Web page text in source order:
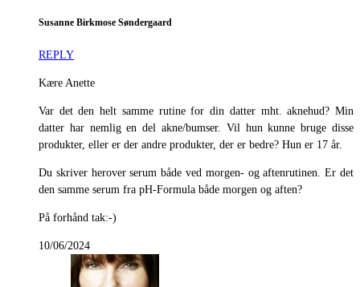
Susanne Birkmose Søndergaard
REPLY
Kære Anette
Var det den helt samme rutine for din datter mht. aknehud? Min
datter har nemlig en del akne/bumser. Vil hun kunne bruge disse
produkter, eller er der andre produkter, der er bedre? Hun er 17 år.
Du skriver herover serum både ved morgen- og aftenrutinen. Er det
den samme serum fra pH-Formula både morgen og aften?
På forhånd tak:-)
10/06/2024